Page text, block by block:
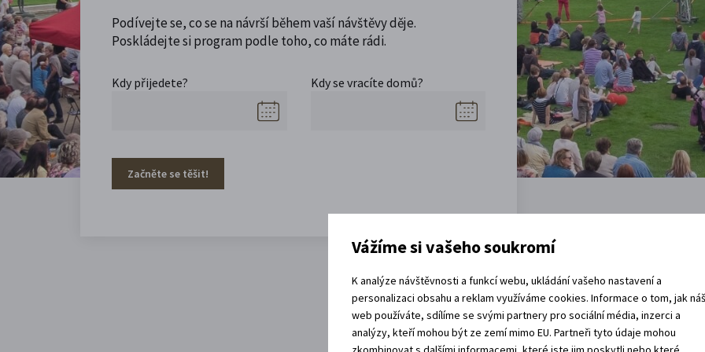
Podívejte se, co se na návrší během vaší návštěvy děje.
Poskládejte si program podle toho, co máte rádi.
Kdy přijedete? Kdy se vracíte domů?
Začněte se těšit!
Akce, co jsou za rohem
Vážíme si vašeho soukromí
K analýze návštěvnosti a funkcí webu, ukládání vašeho nastavení a
personalizaci obsahu a reklam využíváme cookies. Informace o tom, jak
web používáte, sdílíme se svými partnery pro sociální média, inzerci a
analýzy, kteří mohou být ze zemí mimo EU. Partneři tyto údaje mohou